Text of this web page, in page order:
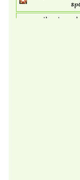
silencieux ,